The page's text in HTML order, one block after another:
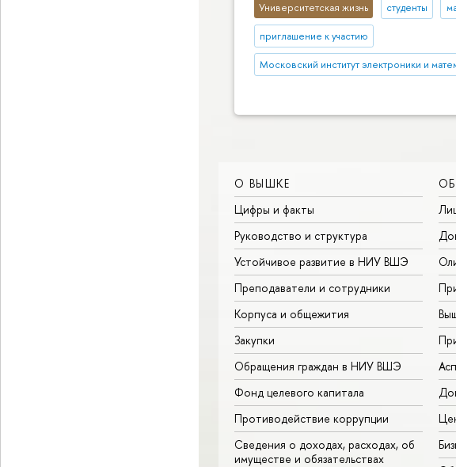
Университетская жизнь студенты
приглашение к участию
Московский институт электроники и
О ВЫШКЕ
Цифры и факты
Руководство и структура
Устойчивое развитие в НИУ ВШЭ
Преподаватели и сотрудники
Корпуса и общежития
Закупки
Обращения граждан в НИУ ВШЭ
Фонд целевого капитала
Противодействие коррупции
Сведения о доходах, расходах, об
имуществе и обязательствах